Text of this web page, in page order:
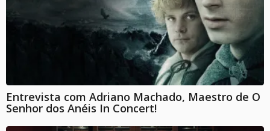
Entrevista com Adriano Machado, Maestro de O
Senhor dos Anéis In Concert!